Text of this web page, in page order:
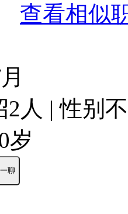
查看相似
2人 | 性别
岁
聊